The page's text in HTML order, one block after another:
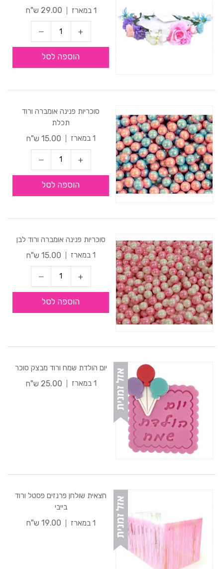
1 במארז
29.00 ש"ח
הוספה לסל
סוכריות פנינה אומברה ורוד
תכלת
1 במארז
15.00 ש"ח
הוספה לסל
סוכריות פנינה אומברה ורוד לבן
1 במארז
15.00 ש"ח
הוספה לסל
יום הולדת שמח ורוד מבצק סוכר
1 במארז
25.00 ש"ח
חצאית שולחן פרנזים פסטל ורוד
בייבי
1 במארז
19.00 ש"ח